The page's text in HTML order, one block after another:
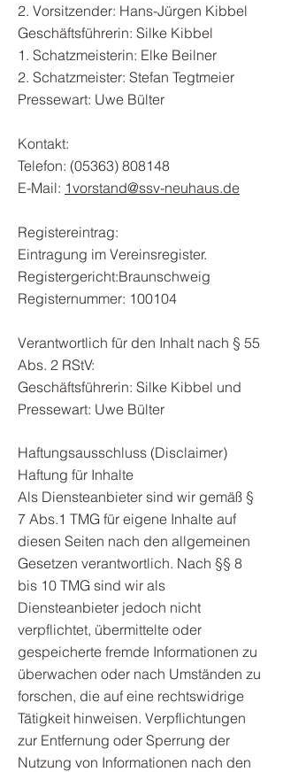
2. Vorsitzender: Hans-Jürgen Kibbel
Geschäftsführerin: Silke Kibbel
1. Schatzmeisterin: Elke Beilner
2. Schatzmeister: Stefan Tegtmeier
Pressewart: Uwe Bülter
Kontakt:
Telefon: (05363) 808148
E-Mail: 1vorstand@ssv-neuhaus.de
Registereintrag:
Eintragung im Vereinsregister.
Registergericht:Braunschweig
Registernummer: 100104
Verantwortlich für den Inhalt nach § 55
Abs. 2 RStV:
Geschäftsführerin: Silke Kibbel und
Pressewart: Uwe Bülter
Haftungsausschluss (Disclaimer)
Haftung für Inhalte
Als Diensteanbieter sind wir gemäß §
7 Abs.1 TMG für eigene Inhalte auf
diesen Seiten nach den allgemeinen
Gesetzen verantwortlich. Nach §§ 8
bis 10 TMG sind wir als
Diensteanbieter jedoch nicht
verpflichtet, übermittelte oder
gespeicherte fremde Informationen zu
überwachen oder nach Umständen zu
forschen, die auf eine rechtswidrige
Tätigkeit hinweisen. Verpflichtungen
zur Entfernung oder Sperrung der
Nutzung von Informationen nach den